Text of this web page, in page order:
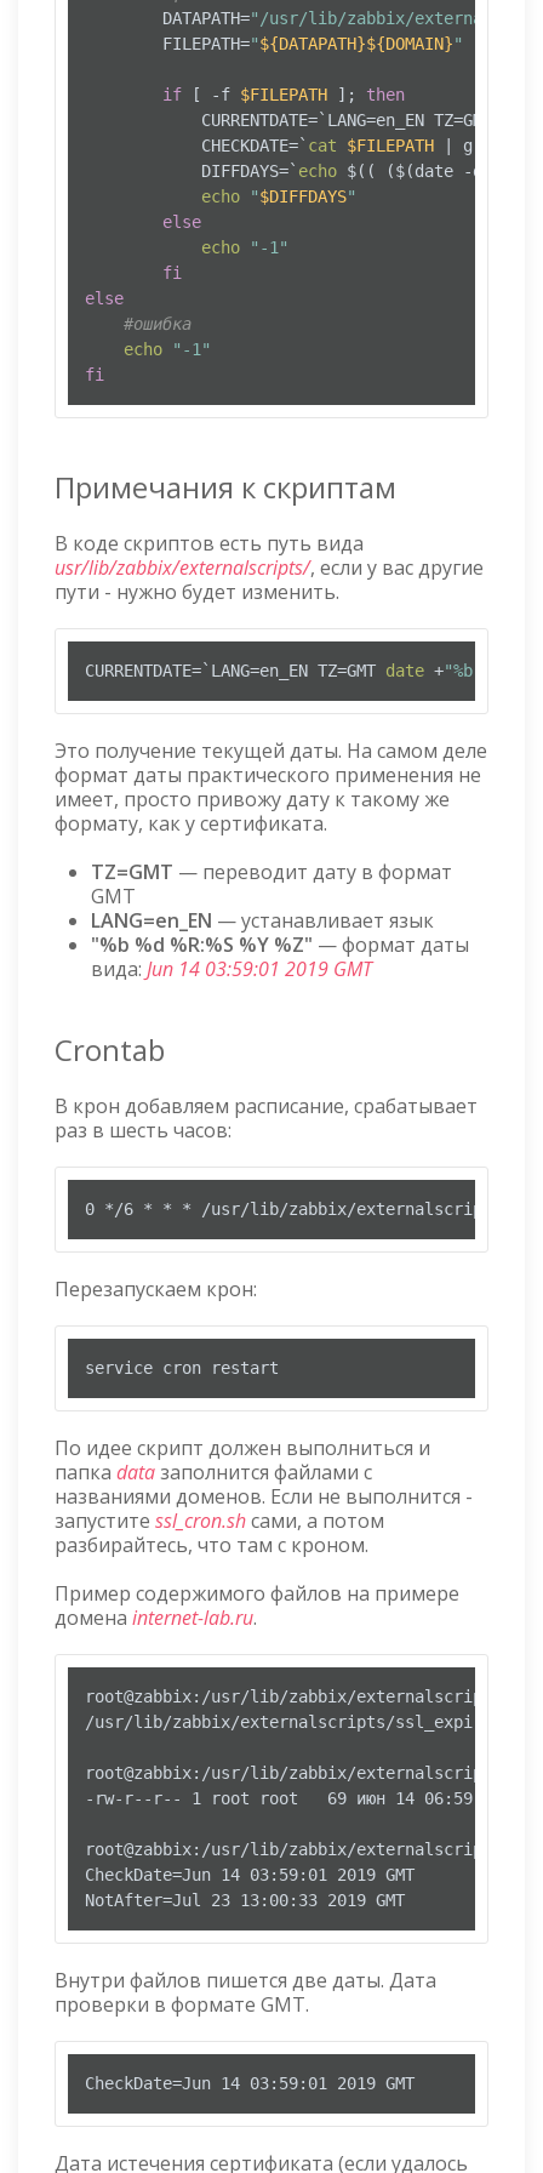
        DATAPATH=
"/usr/lib/zabbix/
        FILEPATH=
"${DATAPATH}${DOMAIN}"
if [ -f $FILEPATH ]; then
            CURRENTDATE=`LANG=en_EN TZ=GMT
            CHECKDATE=`
cat $FILEPATH | grep
            DIFFDAYS=`
echo $(( ($(date -d "
echo
"$DIFFDAYS"
else
echo
"-1"
fi
else
#ошибка
echo
"-1"
fi
Примечания к скриптам
В коде скриптов есть путь вида
usr/lib/zabbix/externalscripts/, если у вас другие
пути - нужно будет изменить.
CURRENTDATE=`LANG=en_EN TZ=GMT date +"%b %d
Это получение текущей даты. На самом деле
формат даты практического применения не
имеет, просто привожу дату к такому же
формату, как у сертификата.
TZ=GMT — переводит дату в формат
GMT
LANG=en_EN — устанавливает язык
"%b %d %R:%S %Y %Z" — формат даты
вида: Jun 14 03:59:01 2019 GMT
Crontab
В крон добавляем расписание, срабатывает
раз в шесть часов:
0 */6 * * * /usr/lib/zabbix/externalscripts/
Перезапускаем крон:
service cron restart
По идее скрипт должен выполниться и
папка dataзаполнится файлами с
названиями доменов. Если не выполнится -
запустите ssl_cron.shсами, а потом
разбирайтесь, что там с кроном.
Пример содержимого файлов на примере
домена internet-lab.ru.
root@zabbix:/usr/lib/zabbix/externalscripts/
/usr/lib/zabbix/externalscripts/ssl_expire/data
root@zabbix:/usr/lib/zabbix/externalscripts/
-rw-r--r-- 1 root root   69 июн 14 06:59
root@zabbix:/usr/lib/zabbix/externalscripts/
CheckDate=Jun 14 03:59:01 2019 GMT
Внутри файлов пишется две даты. Дата
проверки в формате GMT.
CheckDate=Jun 14 03:59:01 2019 GMT
Дата истечения сертификата (если удалось